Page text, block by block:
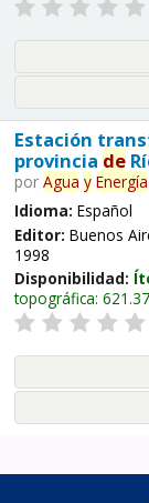
Estación
provincia de
por Agua y Energía
Idioma: Español
Editor: Buenos
1998
Disponibilidad:
topográfica: